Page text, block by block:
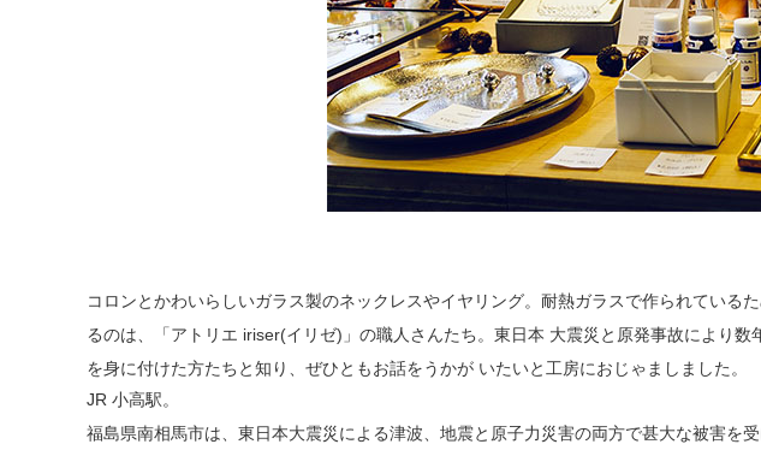
コロンとかわいらしいガラス製のネックレスやイヤリング。耐熱ガラスで作られてい
るのは、「アトリエ iriser(イリゼ)」の職人さんたち。東日本 大震災と原発事故により
を身に付けた方たちと知り、ぜひともお話をうかが いたいと工房におじゃましました。
JR 小高駅。
福島県南相馬市は、東日本大震災による津波、地震と原子力災害の両方で甚大な被害